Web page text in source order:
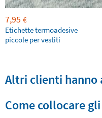
7,95 €
Etichette termoadesive
piccole per vestiti
Altri clienti hanno
Come collocare